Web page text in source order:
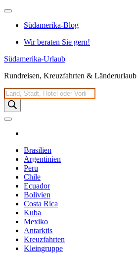
Zum
springenSüdamerika-Blog
Wir beraten Sie gern!
Südamerika-Urlaub
Rundreisen, Kreuzfahrten & Länderurlaub
Products
search
Brasilien
Argentinien
Peru
Chile
Ecuador
Bolivien
Costa Rica
Kuba
Mexiko
Antarktis
Kreuzfahrten
Kleingruppe